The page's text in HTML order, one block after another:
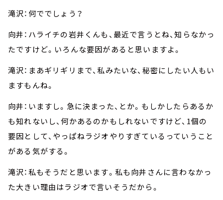
滝沢：何ででしょう？
向井：ハライチの岩井くんも、最近で言うとね、知らなかっ
たですけど。いろんな要因があると思いますよ。
滝沢：まあギリギリまで、私みたいな、秘密にしたい人もい
ますもんね。
向井：いますし。急に決まった、とか。もしかしたらあるか
も知れないし、何かあるのかもしれないですけど、1個の
要因として、やっぱねラジオやりすぎているっていうこと
がある気がする。
滝沢：私もそうだと思います。私も向井さんに言わなかっ
た大きい理由はラジオで言いそうだから。